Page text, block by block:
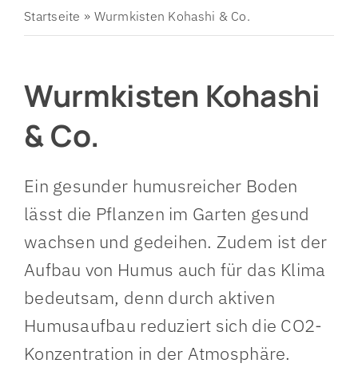
Angebote
Der Kirchenkreis
Startseite » Wurmkisten Kohashi & Co.
Wurmkisten Kohashi
& Co.
Ein gesunder humusreicher Boden
lässt die Pflanzen im Garten gesund
wachsen und gedeihen. Zudem ist der
Aufbau von Humus auch für das Klima
bedeutsam, denn durch aktiven
Humusaufbau reduziert sich die CO2-
Konzentration in der Atmosphäre.